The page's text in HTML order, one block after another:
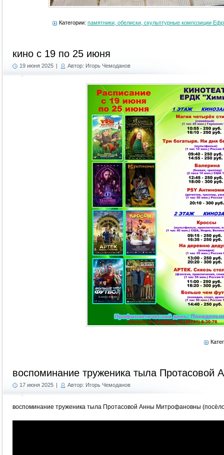
Категории: памятники, обелиски, скульптурные композиции
кино с 19 по 25 июня
19 июня 2025 | Автор: Игорь Чемоданов
воспоминание труженика тыла
17 июня 2025 | Автор: Игорь Чемоданов
воспоминание труженика тыла Протасовой Анны Митрофановны